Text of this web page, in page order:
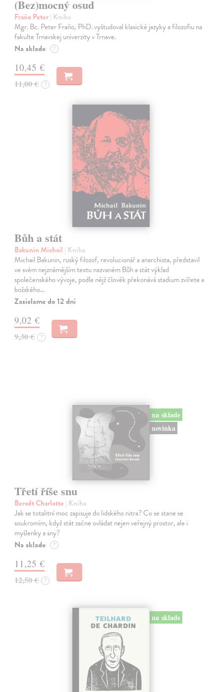
(Bez)mocný osud
Fraňo Peter| Kniha
Mgr. Bc. Peter Fraňo, PhD. vyštudoval klasické jazyky a filozofiu na
fakulte Trnavskej univerzity v Trnave.
Na sklade ?
10,45 €
11,00 € ?
Bůh a stát
Bakunin Michail | Kniha
Michail Bakunin, ruský filozof, revolucionář a anarchista, představil
ve svém nejznámějším textu nazvaném Bůh a stát výklad
společenského vývoje, podle nějž člověk překonává stadium zvířete a
božského…
Zasielame do 12 dní
9,02 €
9,30 € ?
na sklade
novinka
Třetí říše snu
Beradt Charlotte | Kniha
Jak se totalitní moc zapisuje do lidského nitra? Co se stane se
soukromím, když stát začne ovládat nejen veřejný prostor, ale i
myšlenky a sny?
Na sklade ?
11,25 €
12,50 € ?
na sklade